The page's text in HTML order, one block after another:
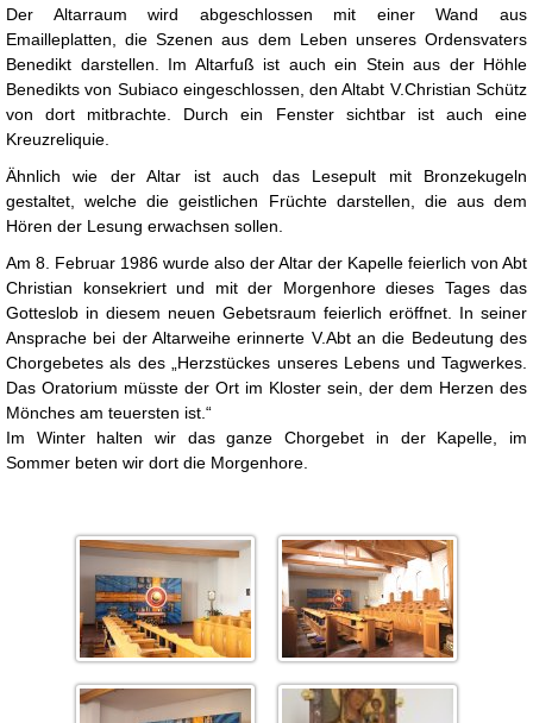
Der Altarraum wird abgeschlossen mit einer Wand aus
Emailleplatten, die Szenen aus dem Leben unseres Ordensvaters
Benedikt darstellen. Im Altarfuß ist auch ein Stein aus der Höhle
Benedikts von Subiaco eingeschlossen, den Altabt V.Christian Schütz
von dort mitbrachte. Durch ein Fenster sichtbar ist auch eine
Kreuzreliquie.
Ähnlich wie der Altar ist auch das Lesepult mit Bronzekugeln
gestaltet, welche die geistlichen Früchte darstellen, die aus dem
Hören der Lesung erwachsen sollen.
Am 8. Februar 1986 wurde also der Altar der Kapelle feierlich von Abt
Christian konsekriert und mit der Morgenhore dieses Tages das
Gotteslob in diesem neuen Gebetsraum feierlich eröffnet. In seiner
Ansprache bei der Altarweihe erinnerte V.Abt an die Bedeutung des
Chorgebetes als des „Herzstückes unseres Lebens und Tagwerkes.
Das Oratorium müsste der Ort im Kloster sein, der dem Herzen des
Mönches am teuersten ist.“
Im Winter halten wir das ganze Chorgebet in der Kapelle, im
Sommer beten wir dort die Morgenhore.